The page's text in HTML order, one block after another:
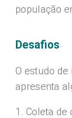
população
Desafios
O estudo
apresenta
1. Coleta de